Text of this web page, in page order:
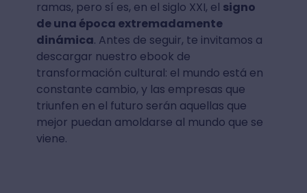
ramas, pero sí es, en el siglo XXI, el signo
de una época extremadamente
dinámica. Antes de seguir, te invitamos a
descargar nuestro ebook de
transformación cultural: el mundo está en
constante cambio, y las empresas que
triunfen en el futuro serán aquellas que
mejor puedan amoldarse al mundo que se
viene.